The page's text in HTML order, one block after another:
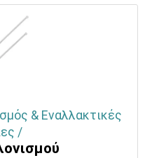
& Εναλλακτικές
/